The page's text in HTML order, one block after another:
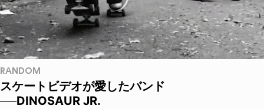
RANDOM
スケートビデオが愛したバンド
──DINOSAUR JR.